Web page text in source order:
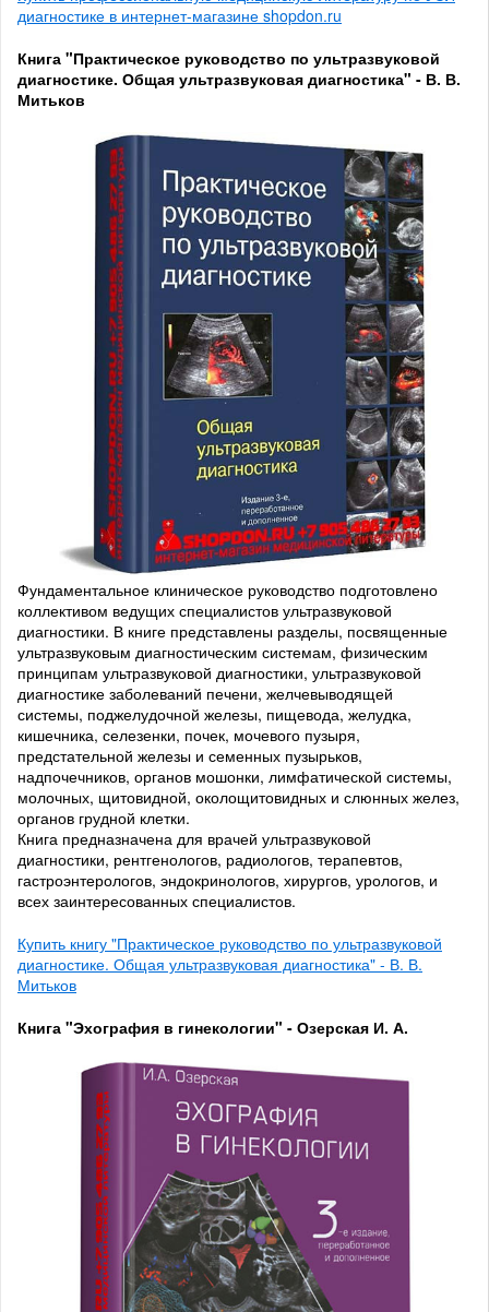
диагностике в интернет-магазине shopdon.ru
Книга "Практическое руководство по ультразвуковой
диагностике. Общая ультразвуковая диагностика" - В. В.
Митьков
Фундаментальное клиническое руководство подготовлено
коллективом ведущих специалистов ультразвуковой
диагностики. В книге представлены разделы, посвященные
ультразвуковым диагностическим системам, физическим
принципам ультразвуковой диагностики, ультразвуковой
диагностике заболеваний печени, желчевыводящей
системы, поджелудочной железы, пищевода, желудка,
кишечника, селезенки, почек, мочевого пузыря,
предстательной железы и семенных пузырьков,
надпочечников, органов мошонки, лимфатической системы,
молочных, щитовидной, околощитовидных и слюнных желез,
органов грудной клетки.
Книга предназначена для врачей ультразвуковой
диагностики, рентгенологов, радиологов, терапевтов,
гастроэнтерологов, эндокринологов, хирургов, урологов, и
всех заинтересованных специалистов.
Купить книгу "Практическое руководство по ультразвуковой
диагностике. Общая ультразвуковая диагностика" - В. В.
Митьков
Книга "Эхография в гинекологии" - Озерская И. А.